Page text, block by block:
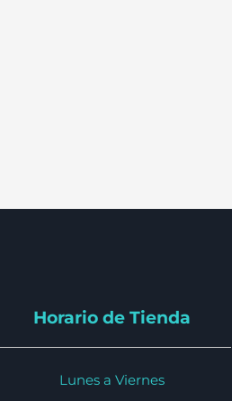
Horario de Tienda
Lunes a Viernes